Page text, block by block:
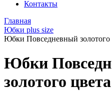
Контакты
Главная
Юбки plus size
Юбки Повседневный золотого
Юбки
золотого цвета